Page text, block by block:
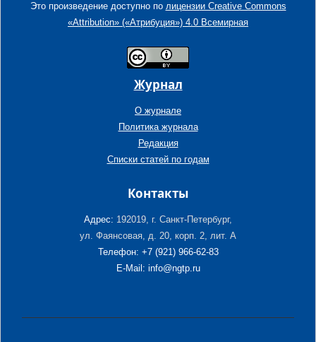
Это произведение доступно по лицензии Creative Commons
«Attribution» («Атрибуция») 4.0 Всемирная
Журнал
О журнале
Политика журнала
Редакция
Списки статей по годам
Контакты
Адрес: 192019, г. Санкт-Петербург,
ул. Фаянсовая, д. 20, корп. 2, лит. А
Телефон: +7 (921) 966-62-83
E-Mail: info@ngtp.ru